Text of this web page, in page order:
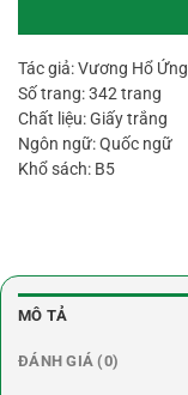
Tác giả: Vương Hổ Ứng
Số trang: 342 trang
Chất liệu: Giấy trắng
Ngôn ngữ: Quốc ngữ
Khổ sách: B5
MÔ TẢ
ĐÁNH GIÁ (0)